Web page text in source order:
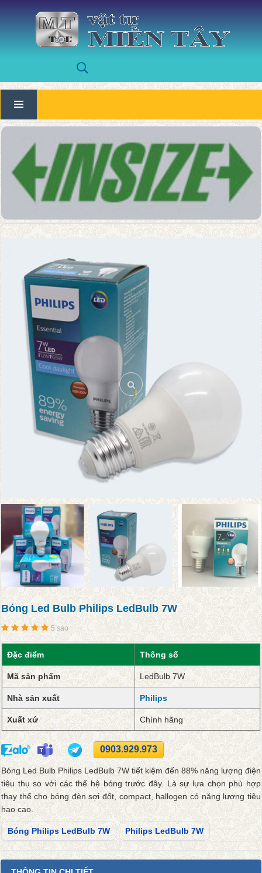
Bóng Led Bulb Philips LedBulb 7W
5 sao
Đặc điểm Thông số
Mã sản phẩm LedBulb 7W
Nhà sản xuất Philips
Xuất xứ Chính hãng
0903.929.973
Bóng Led Bulb Philips LedBulb 7W tiết kiệm đến 88% năng lượng điện
tiêu thụ so với các thế hệ bóng trước đây. Là sự lựa chọn phù hợp
thay thế cho bóng đèn sợi đốt, compact, hallogen có năng lương tiêu
hao cao.
Bóng Philips LedBulb 7W Philips LedBulb 7W